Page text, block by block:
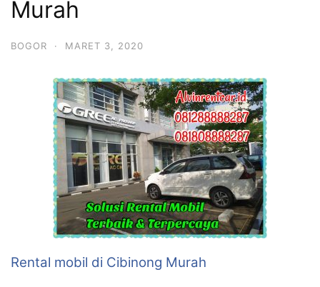
Murah
BOGOR · MARET 3, 2020
Rental mobil di Cibinong Murah